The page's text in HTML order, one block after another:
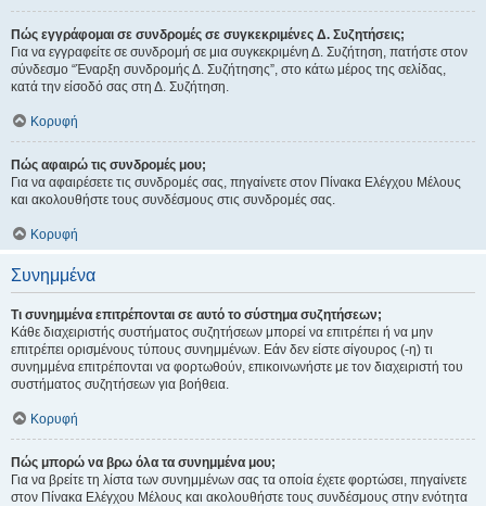
Πώς εγγράφομαι σε συνδρομές σε συγκεκριμένες Δ. Συζητήσεις;
Για να εγγραφείτε σε συνδρομή σε μια συγκεκριμένη Δ. Συζήτηση, πατήστε στον
σύνδεσμο “Έναρξη συνδρομής Δ. Συζήτησης”, στο κάτω μέρος της σελίδας,
κατά την είσοδό σας στη Δ. Συζήτηση.
Κορυφή
Πώς αφαιρώ τις συνδρομές μου;
Για να αφαιρέσετε τις συνδρομές σας, πηγαίνετε στον Πίνακα Ελέγχου Μέλους
και ακολουθήστε τους συνδέσμους στις συνδρομές σας.
Κορυφή
Συνημμένα
Τι συνημμένα επιτρέπονται σε αυτό το σύστημα συζητήσεων;
Κάθε διαχειριστής συστήματος συζητήσεων μπορεί να επιτρέπει ή να μην
επιτρέπει ορισμένους τύπους συνημμένων. Εάν δεν είστε σίγουρος (-η) τι
συνημμένα επιτρέπονται να φορτωθούν, επικοινωνήστε με τον διαχειριστή του
συστήματος συζητήσεων για βοήθεια.
Κορυφή
Πώς μπορώ να βρω όλα τα συνημμένα μου;
Για να βρείτε τη λίστα των συνημμένων σας τα οποία έχετε φορτώσει, πηγαίνετε
στον Πίνακα Ελέγχου Μέλους και ακολουθήστε τους συνδέσμους στην ενότητα